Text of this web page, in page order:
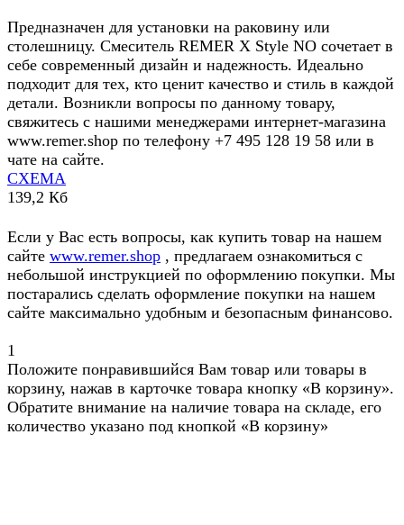
Предназначен для установки на раковину или
столешницу. Смеситель REMER X Style NO сочетает в
себе современный дизайн и надежность. Идеально
подходит для тех, кто ценит качество и стиль в каждой
детали. Возникли вопросы по данному товару,
свяжитесь с нашими менеджерами интернет-магазина
www.remer.shop по телефону +7 495 128 19 58 или в
чате на сайте.
СХЕМА
139,2 Кб
Если у Вас есть вопросы, как купить товар на нашем
сайте www.remer.shop , предлагаем ознакомиться с
небольшой инструкцией по оформлению покупки. Мы
постарались сделать оформление покупки на нашем
сайте максимально удобным и безопасным финансово.
1
Положите понравившийся Вам товар или товары в
корзину, нажав в карточке товара кнопку «В корзину».
Обратите внимание на наличие товара на складе, его
количество указано под кнопкой «В корзину»